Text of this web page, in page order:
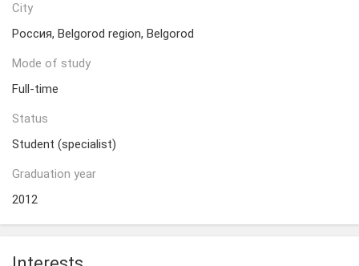
City
Россия, Belgorod region, Belgorod
Mode of study
Full-time
Status
Student (specialist)
Graduation year
2012